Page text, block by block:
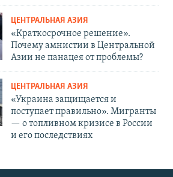
ЦЕНТРАЛЬНАЯ АЗИЯ
«Краткосрочное решение».
Почему амнистии в Центральной
Азии не панацея от проблемы?
ЦЕНТРАЛЬНАЯ АЗИЯ
«Украина защищается и
поступает правильно». Мигранты
— о топливном кризисе в России
и его последствиях